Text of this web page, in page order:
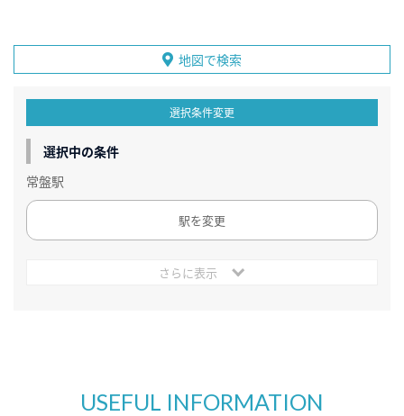
地図で検索
選択条件変更
選択中の条件
常盤駅
駅を変更
さらに表示
USEFUL INFORMATION